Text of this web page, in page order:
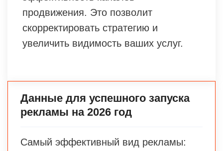
продвижения. Это позволит
скорректировать стратегию и
увеличить видимость ваших услуг.
Данные для успешного запуска
рекламы на 2026 год
Самый эффективный вид рекламы: